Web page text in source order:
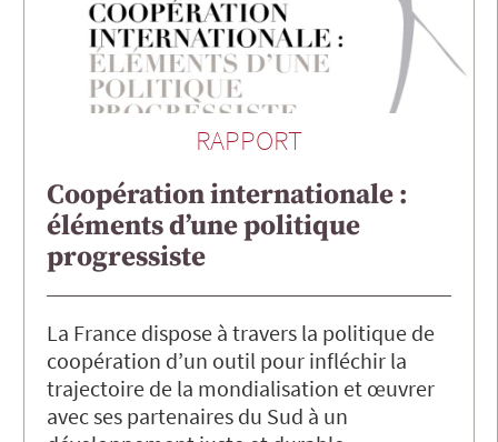
RAPPORT
Coopération internationale :
éléments d’une politique
progressiste
La France dispose à travers la politique de
coopération d’un outil pour infléchir la
trajectoire de la mondialisation et œuvrer
avec ses partenaires du Sud à un